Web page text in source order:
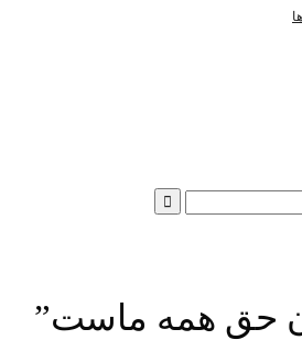
حق همه ماست”